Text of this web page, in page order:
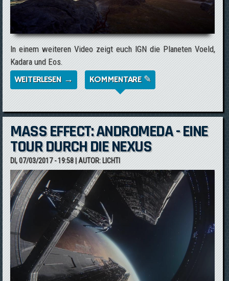
In einem weiteren Video zeigt euch IGN die Planeten Voeld,
Kadara und Eos.
WEITERLESEN → ÜBER DREI DER VIELEN WELTEN VON MASS
EFFECT: ANDROMEDA IM VIDEO
KOMMENTARE ✎
MASS EFFECT: ANDROMEDA - EINE
TOUR DURCH DIE NEXUS
DI, 07/03/2017 - 19:58| AUTOR:LICHTI